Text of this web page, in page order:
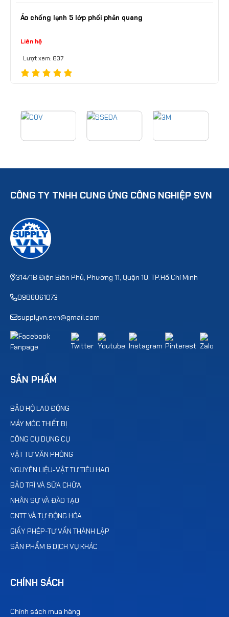
Áo chống lạnh 5 lớp phối phản quang
Liên hệ
Lượt xem: 837
CÔNG TY TNHH CUNG ỨNG CÔNG NGHIỆP SVN
314/1B Điện Biên Phủ, Phường 11, Quận 10, TP.Hồ Chí Minh
0986061073
supplyvn.svn@gmail.com
SẢN PHẨM
BẢO HỘ LAO ĐỘNG
MÁY MÓC THIẾT BỊ
CÔNG CỤ DỤNG CỤ
VẬT TƯ VĂN PHÒNG
NGUYÊN LIỆU-VẬT TƯ TIÊU HAO
BẢO TRÌ VÀ SỮA CHỮA
NHÂN SỰ VÀ ĐÀO TẠO
CNTT VÀ TỰ ĐỘNG HÓA
GIẤY PHÉP-TƯ VẤN THÀNH LẬP
SẢN PHẨM & DỊCH VỤ KHÁC
CHÍNH SÁCH
Chính sách mua hàng